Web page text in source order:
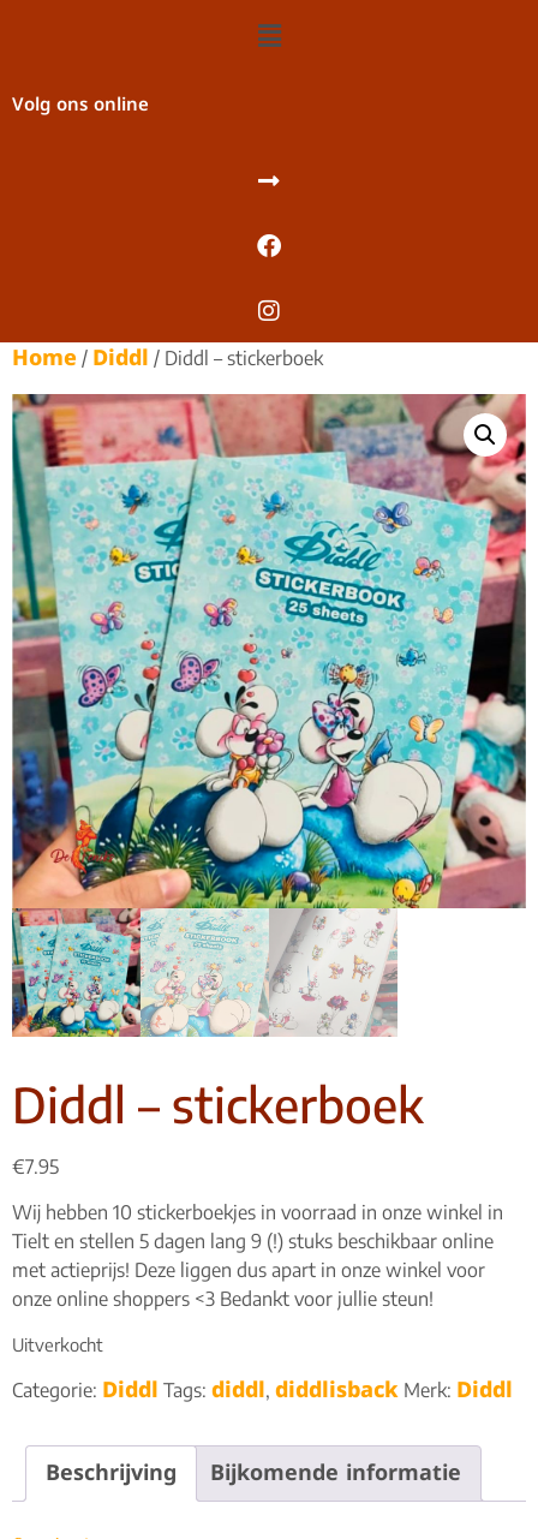
Volg ons online
Home / Diddl / Diddl – stickerboek
Diddl – stickerboek
€7.95
Wij hebben 10 stickerboekjes in voorraad in onze winkel in
Tielt en stellen 5 dagen lang 9 (!) stuks beschikbaar online
met actieprijs! Deze liggen dus apart in onze winkel voor
onze online shoppers <3 Bedankt voor jullie steun!
Uitverkocht
Categorie: Diddl Tags: diddl, diddlisback Merk: Diddl
Beschrijving Bijkomende informatie